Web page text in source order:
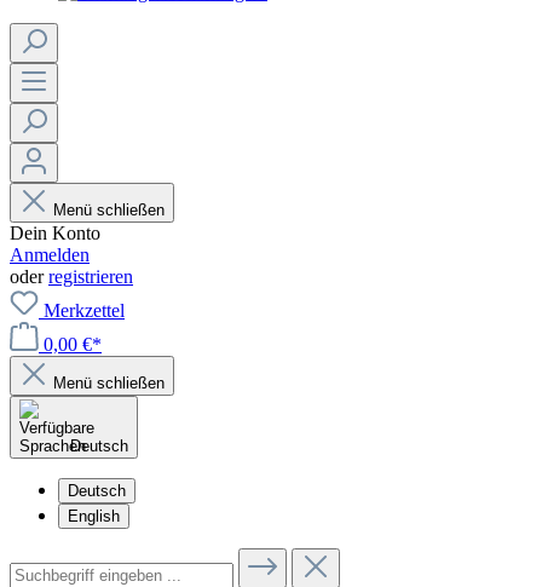
Menü schließen
Dein Konto
Anmelden
oderregistrieren
Merkzettel
0,00 €*
Menü schließen
Deutsch
Deutsch
English